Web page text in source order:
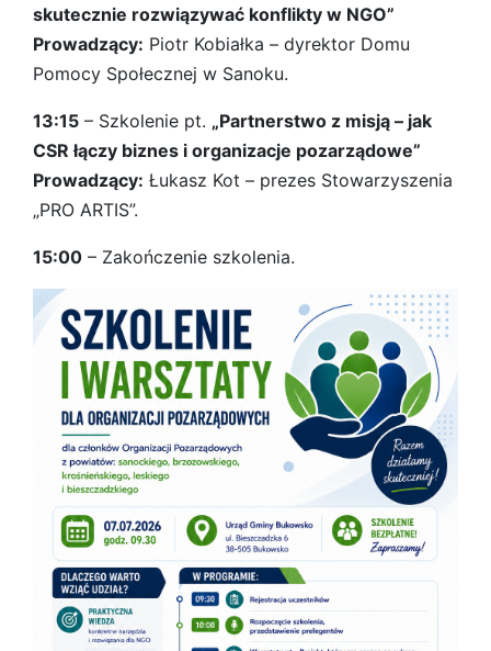
skutecznie rozwiązywać konflikty w NGO”
Prowadzący: Piotr Kobiałka – dyrektor Domu
Pomocy Społecznej w Sanoku.
13:15 – Szkolenie pt. „Partnerstwo z misją – jak
CSR łączy biznes i organizacje pozarządowe”
Prowadzący: Łukasz Kot – prezes Stowarzyszenia
„PRO ARTIS”.
15:00 – Zakończenie szkolenia.